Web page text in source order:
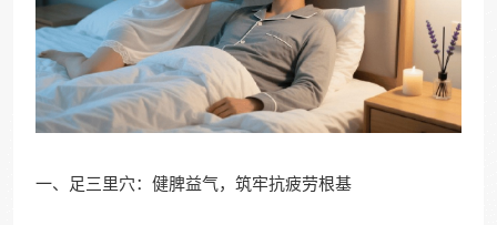
一、足三里穴：健脾益气，筑牢抗疲劳根基​